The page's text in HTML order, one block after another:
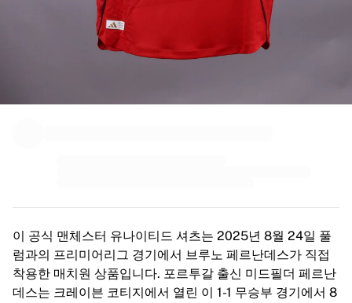
Manchester United의 공식 파트너입니다
정품임을 보장하기 위해 이 상품을 Manchester United에서 직접 수집하였
이 공식 맨체스터 유나이티드 셔츠는 2025년 8월 24일 풀
럼과의 프리미어리그 경기에서 브루노 페르난데스가 직접
착용한 매치원 상품입니다. 포르투갈 출신 미드필더 페르난
데스는 크레이븐 코티지에서 열린 이 1-1 무승부 경기에서 8